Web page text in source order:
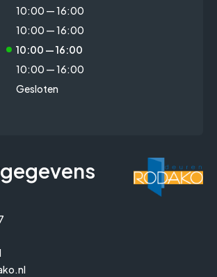
10:00 — 16:00
10:00 — 16:00
10:00 — 16:00
10:00 — 16:00
Gesloten